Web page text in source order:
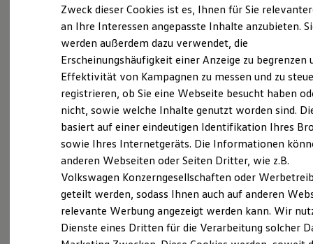
Laden
Laden unterwegs
Laden Zuhause
Ladezeitensimulator
Batterie
Sicherheit
Garantie und Lebensdauer
Nachhaltigkeit
Technologie
Kosten und Kauf
Verbrauchskosten
Kaufoptionen
E-Auto-Förderung
Software und Konnektivität
Die ID. Software 6
ID. Software Versionen und Updates
Digitale Extras
Schnittstellen zu Ihrem ID.
Ganz selbstverständlich.Das
Gebrauchtwagen-
Leistungsversprechen.
Rundum sicher: der 360°Gebrauchtwagen-
Bevor ein VolkswagenZertifizierter
Gebrauchtwagenan unsere Kunden
übergeben wird, prüfen wir den Zustand
Zweck dieser Cookies ist es, Ihnen für Sie
an Ihre Interessen angepasste Inhalte anzubieten.
werden außerdem dazu verwendet, die
Erscheinungshäufigkeit einer Anzeige zu begrenzen
Effektivität von Kampagnen zu messen und zu
registrieren, ob Sie eine Webseite besucht haben
nicht, sowie welche Inhalte genutzt worden sind.
basiert auf einer eindeutigen Identifikation Ihres
sowie Ihres Internetgeräts. Die Informationen
anderen Webseiten oder Seiten Dritter, wie z.B.
Volkswagen Konzerngesellschaften oder
geteilt werden, sodass Ihnen auch auf anderen
relevante Werbung angezeigt werden kann. Wir
Dienste eines Dritten für die Verarbeitung solcher